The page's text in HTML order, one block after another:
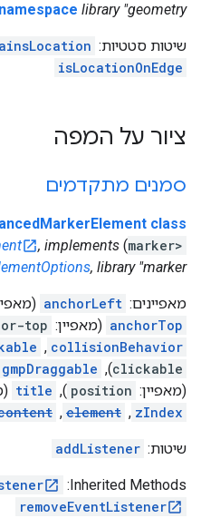
library "geometry"
שיטות סטטיות:
isLocationOnEdge
ציור על המפה
סמנים מתקדמים
class
marker>
)
, implements
, library "marker"
מאפיינים: anchorLeft
anchorTop (מאפיין: top
collisionBehavior
,
clickable
),
gmpDraggable
(מאפיין: position
),
title
zIndex
,
element
,
שיטות: addListener
‫Inherited Methods:
removeEventListener